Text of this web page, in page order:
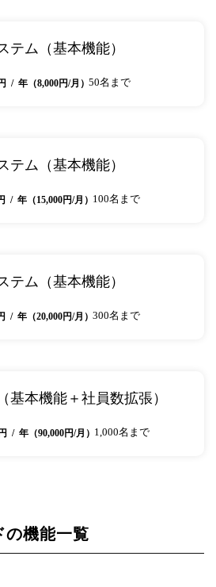
テム（基本機能）
/ 年（8,000円/月）50名まで
テム（基本機能）
/ 年（15,000円/月） 100名まで
テム（基本機能）
/ 年（20,000円/月）300名まで
基本機能＋社員数拡張）
円 / 年（90,000円/月） 1,000名まで
の機能一覧